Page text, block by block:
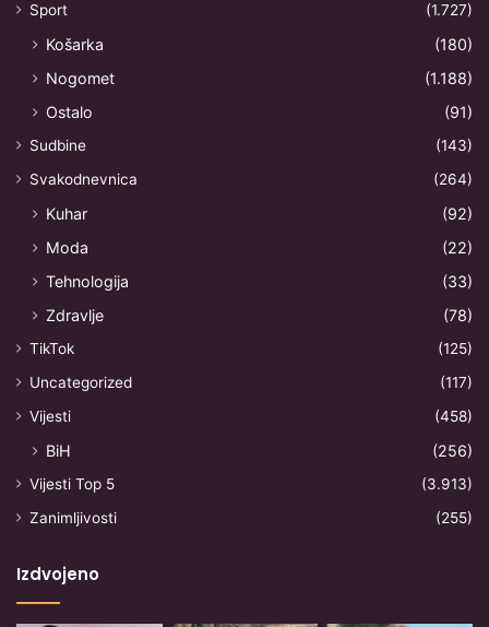
Sport
(1.727)
Košarka
(180)
Nogomet
(1.188)
Ostalo
(91)
Sudbine
(143)
Svakodnevnica
(264)
Kuhar
(92)
Moda
(22)
Tehnologija
(33)
Zdravlje
(78)
TikTok
(125)
Uncategorized
(117)
Vijesti
(458)
BiH (256)
Vijesti Top 5
(3.913)
Zanimljivosti
(255)
Izdvojeno